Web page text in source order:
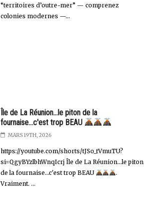
“territoires d’outre-mer” — comprenez
colonies modernes —...
Île de La Réunion...le piton de la
fournaise...c'est trop BEAU
MARS 19TH, 2026
https://youtube.com/shorts/tJSo_tVmuTU?
si=QgyBYzlbhWnqIcrj Île de La Réunion…le piton
de la fournaise…c'est trop BEAU
.
Vraiment. ...